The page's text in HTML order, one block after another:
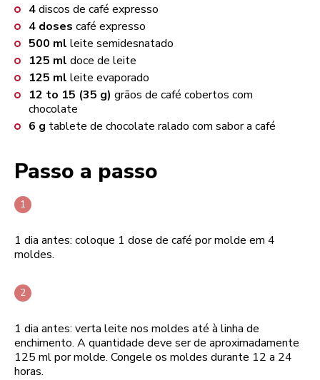
4discos de café expresso
4 doses café expresso
500 ml leite semidesnatado
125 ml doce de leite
125 ml leite evaporado
12 to 15 (35 g) grãos de café cobertos com
chocolate
6 g tablete de chocolate ralado com sabor a café
Passo a passo
1 dia antes: coloque 1 dose de café por molde em 4
moldes.
1 dia antes: verta leite nos moldes até à linha de
enchimento. A quantidade deve ser de aproximadamente
125 ml por molde. Congele os moldes durante 12 a 24
horas.